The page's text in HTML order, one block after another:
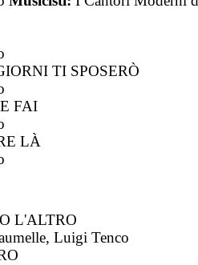
TI SPOSERÒ
FAI
LÀ
L'ALTRO
Luigi Tenco